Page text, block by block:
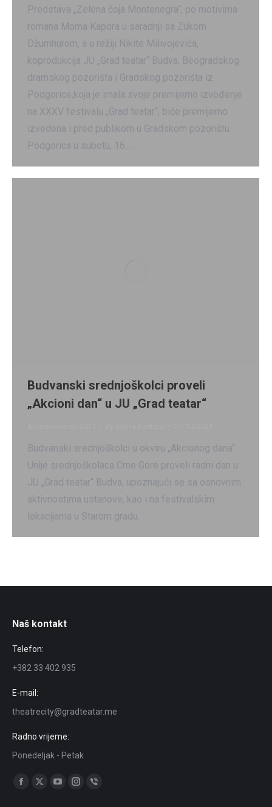
Predstava „Zelena čoja Montenegra“, po motivima
romana Moma Kapora u saradnji sa Zukom
Džumhurom, a u režiji Nikite Milivojevića,
koprodukcija JU „Grad teatar“ Budva, Beogradskog
dramskog pozorišta i Gradskog pozorišta iz
Podgorice,koja je imala svoje premijerno izvođenje
na XXXV festivalu „Grad teatar“, biće premijerno
izvedena i pred publikom u Gradskom pozorištu
Podgorica u subotu, 16.…
Budvanski srednjoškolci proveli
„Akcioni dan“ u JU „Grad teatar“
Budvanski srednjoškolci u okviru „Akcionog dana“
Unije srednjoškolaca Crne Gore proveli radni dan u
JU „Grad teatar“ Budva, upoznajući se sa osnovnim
aktivnostima ustanove, kao i na festivalskim
lokacijama u Starom gradu.
Naš kontakt
Telefon:
+382 33 402 935
E-mail:
theatrecity@gradteatar.me
Radno vrijeme:
Ponedeljak - Petak
Find us on:
YouTubeInstagram
Viber